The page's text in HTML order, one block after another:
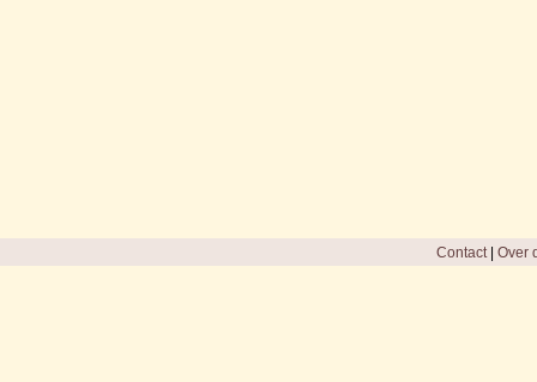
Contact| Over